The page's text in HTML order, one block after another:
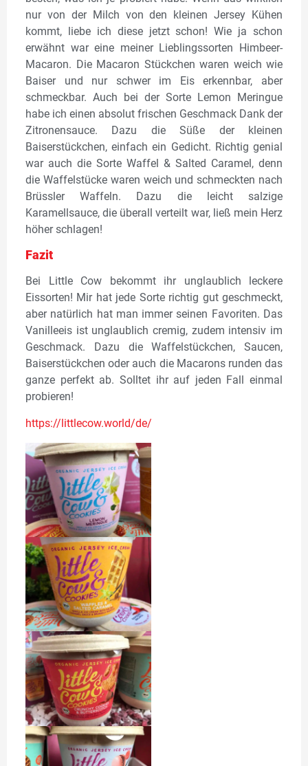
nur von der Milch von den kleinen Jersey Kühen
kommt, liebe ich diese jetzt schon! Wie ja schon
erwähnt war eine meiner Lieblingssorten Himbeer-
Macaron. Die Macaron Stückchen waren weich wie
Baiser und nur schwer im Eis erkennbar, aber
schmeckbar. Auch bei der Sorte Lemon Meringue
habe ich einen absolut frischen Geschmack Dank der
Zitronensauce. Dazu die Süße der kleinen
Baiserstückchen, einfach ein Gedicht. Richtig genial
war auch die Sorte Waffel & Salted Caramel, denn
die Waffelstücke waren weich und schmeckten nach
Brüssler Waffeln. Dazu die leicht salzige
Karamellsauce, die überall verteilt war, ließ mein Herz
höher schlagen!
Fazit
Bei Little Cow bekommt ihr unglaublich leckere
Eissorten! Mir hat jede Sorte richtig gut geschmeckt,
aber natürlich hat man immer seinen Favoriten. Das
Vanilleeis ist unglaublich cremig, zudem intensiv im
Geschmack. Dazu die Waffelstückchen, Saucen,
Baiserstückchen oder auch die Macarons runden das
ganze perfekt ab. Solltet ihr auf jeden Fall einmal
probieren!
https://littlecow.world/de/